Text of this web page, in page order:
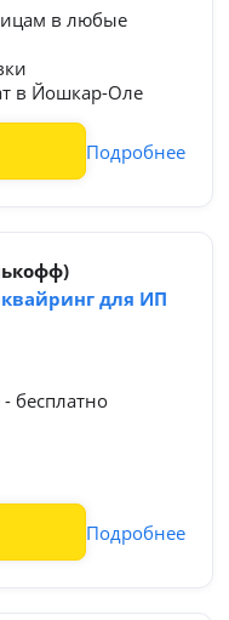
в любые
в Йошкар-Оле
Подробнее
для ИП
бесплатно
Подробнее